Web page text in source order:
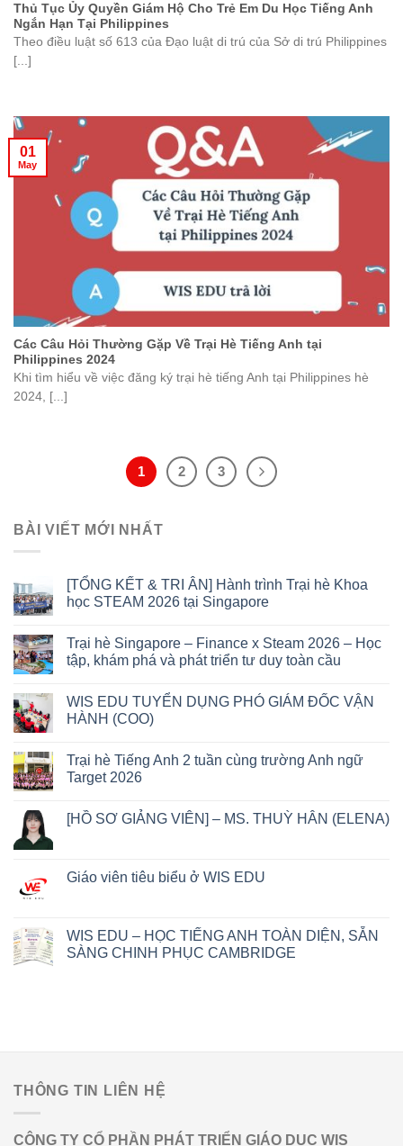
Thủ Tục Ủy Quyền Giám Hộ Cho Trẻ Em Du Học Tiếng Anh
Ngắn Hạn Tại Philippines
Theo điều luật số 613 của Đạo luật di trú của Sở di trú Philippines
[...]
Các Câu Hỏi Thường Gặp Về Trại Hè Tiếng Anh tại
Philippines 2024
Khi tìm hiểu về việc đăng ký trại hè tiếng Anh tại Philippines hè
2024, [...]
01
May
1 2 3
BÀI VIẾT MỚI NHẤT
[TỔNG KẾT & TRI ÂN] Hành trình Trại hè Khoa
học STEAM 2026 tại Singapore
Trại hè Singapore – Finance x Steam 2026 – Học
tập, khám phá và phát triển tư duy toàn cầu
WIS EDU TUYỂN DỤNG PHÓ GIÁM ĐỐC VẬN
HÀNH (COO)
Trại hè Tiếng Anh 2 tuần cùng trường Anh ngữ
Target 2026
[HỒ SƠ GIẢNG VIÊN] – MS. THUỲ HÂN (ELENA)
Giáo viên tiêu biểu ở WIS EDU
WIS EDU – HỌC TIẾNG ANH TOÀN DIỆN, SẴN
SÀNG CHINH PHỤC CAMBRIDGE
THÔNG TIN LIÊN HỆ
CÔNG TY CỔ PHẦN PHÁT TRIỂN GIÁO DỤC WIS